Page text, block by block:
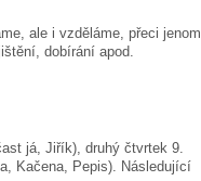
ale i vzděláme, přeci jenom
dobírání apod.
já, Jiřík), druhý čtvrtek 9.
Kačena, Pepis). Následující